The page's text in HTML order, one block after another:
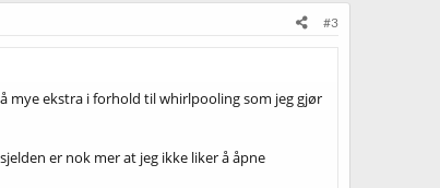
#3
mye ekstra i forhold til whirlpooling som jeg gjør
er nok mer at jeg ikke liker å åpne